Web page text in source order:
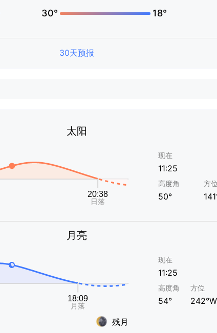
30° 18°
30天预报
太阳
现在
11:25
高度角
50°
方位
月亮
残月
现在
11:25
高度角
54°
方位